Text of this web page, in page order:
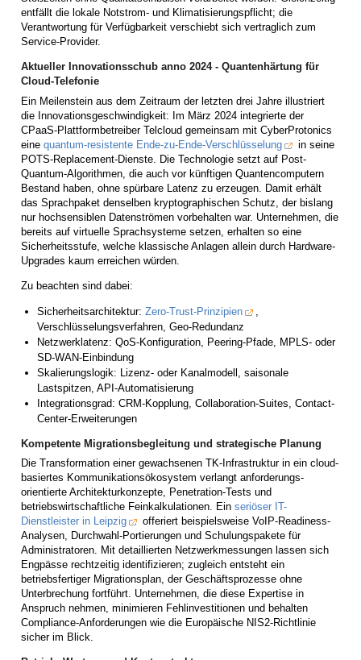
entfällt die lokale Notstrom- und Klimatisierungspflicht; die
Verantwortung für Verfügbarkeit verschiebt sich vertraglich zum
Service-Provider.
Aktueller Innovationsschub anno 2024 - Quantenhärtung für
Cloud-Telefonie
Ein Meilenstein aus dem Zeitraum der letzten drei Jahre illustriert
die Innovationsgeschwindigkeit: Im März 2024 integrierte der
CPaaS-Plattformbetreiber Telcloud gemeinsam mit CyberProtonics
eine quantum-resistente Ende-zu-Ende-Verschlüsselung
in seine
POTS-Replacement-Dienste. Die Technologie setzt auf Post-
Quantum-Algorithmen, die auch vor künftigen Quantencomputern
Bestand haben, ohne spürbare Latenz zu erzeugen. Damit erhält
das Sprachpaket denselben kryptographischen Schutz, der bislang
nur hochsensiblen Datenströmen vorbehalten war. Unternehmen, die
bereits auf virtuelle Sprachsysteme setzen, erhalten so eine
Sicherheitsstufe, welche klassische Anlagen allein durch Hardware-
Upgrades kaum erreichen würden.
Zu beachten sind dabei:
Sicherheitsarchitektur: Zero-Trust-Prinzipien
Verschlüsselungs­verfahren, Geo-Redundanz
Netzwerklatenz: QoS-Konfiguration, Peering-Pfade, MPLS- oder
SD-WAN-Einbindung
Skalierungslogik: Lizenz- oder Kanalmodell, saisonale
Lastspitzen, API-Automatisierung
Integrations­grad: CRM-Kopplung, Collaboration-Suites, Contact-
Center-Erweiterungen
Kompetente Migrationsbegleitung und strategische Planung
Die Transformation einer gewachsenen TK-Infrastruktur in ein cloud-
basiertes Kommunikations­ökosystem verlangt anforderungs-
orientierte Architekturkonzepte, Penetration-Tests und
betriebswirtschaftliche Feinkalkulationen. Ein seriöser IT-
Dienstleister in Leipzig
offeriert beispielsweise VoIP-Readiness-
Analysen, Durchwahl-Portierungen und Schulungspakete für
Administratoren. Mit detaillierten Netzwerkmessungen lassen sich
Engpässe rechtzeitig identifizieren; zugleich entsteht ein
betriebsfertiger Migrationsplan, der Geschäftsprozesse ohne
Unterbrechung fortführt. Unternehmen, die diese Expertise in
Anspruch nehmen, minimieren Fehl­investitionen und behalten
Compliance-Anforderungen wie die Europäische NIS2-Richtlinie
sicher im Blick.